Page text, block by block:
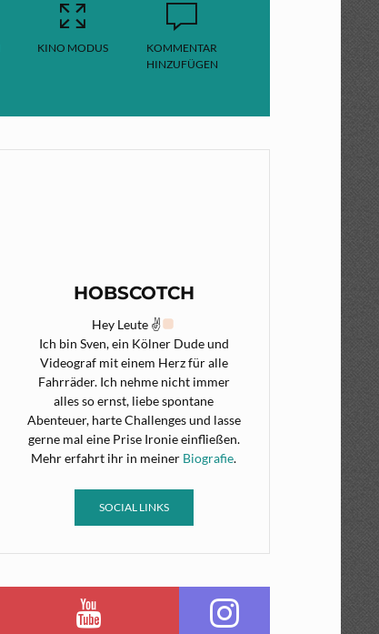
KINO MODUS
KOMMENTAR
HINZUFÜGEN
HOBSCOTCH
Hey Leute ✌
Ich bin Sven, ein Kölner Dude und
Videograf mit einem Herz für alle
Fahrräder. Ich nehme nicht immer
alles so ernst, liebe spontane
Abenteuer, harte Challenges und lasse
gerne mal eine Prise Ironie einfließen.
Mehr erfahrt ihr in meiner Biografie.
SOCIAL LINKS